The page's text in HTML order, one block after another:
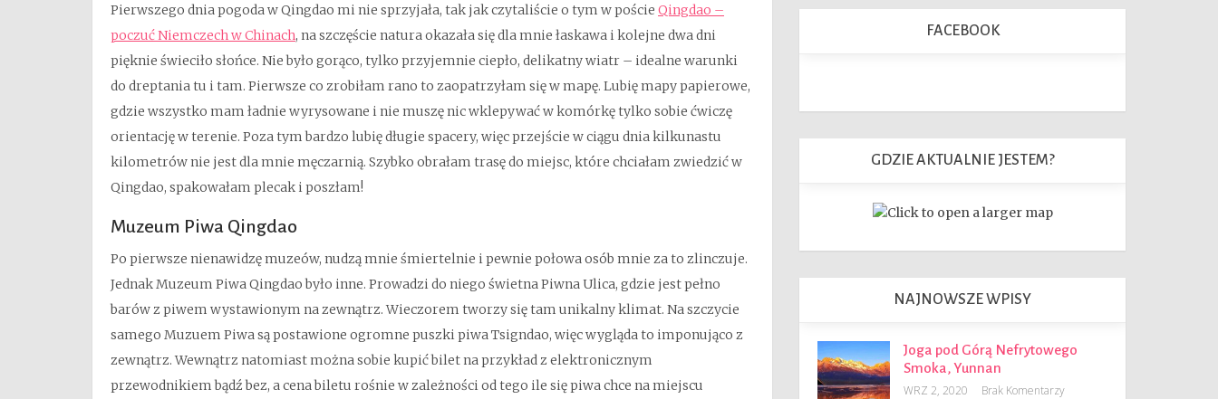
Pierwszego dnia pogoda w Qingdao mi nie sprzyjała, tak jak czytaliście o tym w poście Qingdao –
poczuć Niemczech w Chinach, na szczęście natura okazała się dla mnie łaskawa i kolejne dwa dni
pięknie świeciło słońce. Nie było gorąco, tylko przyjemnie ciepło, delikatny wiatr – idealne warunki
do dreptania tu i tam. Pierwsze co zrobiłam rano to zaopatrzyłam się w mapę. Lubię mapy papierowe,
gdzie wszystko mam ładnie wyrysowane i nie muszę nic wklepywać w komórkę tylko sobie ćwiczę
orientację w terenie. Poza tym bardzo lubię długie spacery, więc przejście w ciągu dnia kilkunastu
kilometrów nie jest dla mnie męczarnią. Szybko obrałam trasę do miejsc, które chciałam zwiedzić w
Qingdao, spakowałam plecak i poszłam!
Muzeum Piwa Qingdao
Po pierwsze nienawidzę muzeów, nudzą mnie śmiertelnie i pewnie połowa osób mnie za to zlinczuje.
Jednak Muzeum Piwa Qingdao było inne. Prowadzi do niego świetna Piwna Ulica, gdzie jest pełno
barów z piwem wystawionym na zewnątrz. Wieczorem tworzy się tam unikalny klimat. Na szczycie
samego Muzuem Piwa są postawione ogromne puszki piwa Tsigndao, więc wygląda to imponująco z
zewnątrz. Wewnątrz natomiast można sobie kupić bilet na przykład z elektronicznym
przewodnikiem bądź bez, a cena biletu rośnie w zależności od tego ile się piwa chce na miejscu
FACEBOOK
GDZIE AKTUALNIE JESTEM?
NAJNOWSZE WPISY
Joga pod Górą Nefrytowego
Smoka, Yunnan
WRZ 2, 2020
Brak Komentarzy